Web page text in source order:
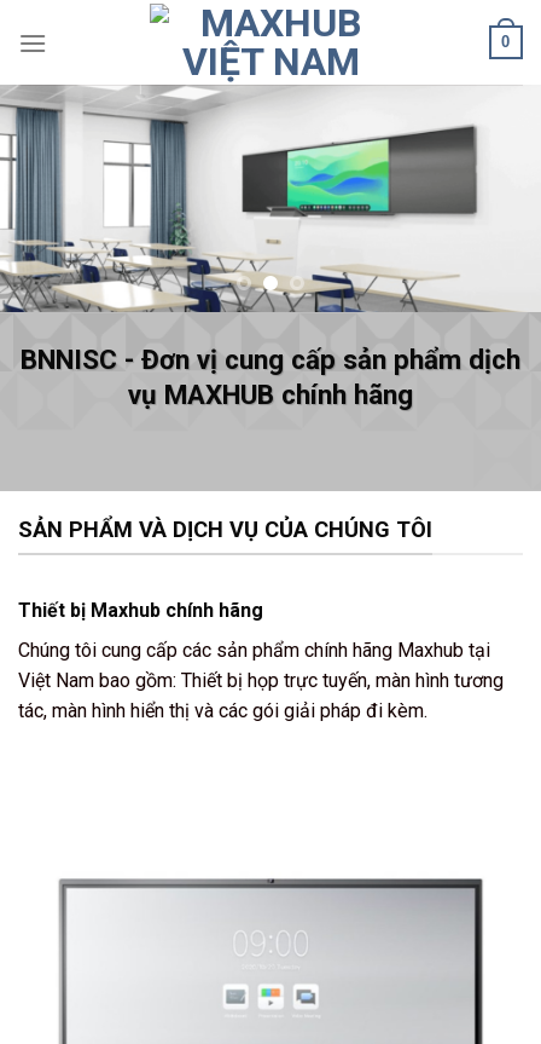
0
BNNISC - Đơn vị cung cấp sản phẩm dịch
vụ MAXHUB chính hãng
SẢN PHẨM VÀ DỊCH VỤ CỦA CHÚNG TÔI
Thiết bị Maxhub chính hãng
Chúng tôi cung cấp các sản phẩm chính hãng Maxhub tại
Việt Nam bao gồm: Thiết bị họp trực tuyến, màn hình tương
tác, màn hình hiển thị và các gói giải pháp đi kèm.